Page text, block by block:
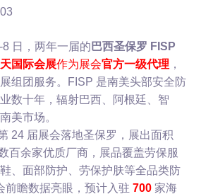
日，两年一届的 巴西圣保罗 FISP
国际会展作为展会官方一级代理 ，
组团服务。FISP 是南美头部安全防
数十年，辐射巴西、阿根廷、智
美市场。
24 届展会落地圣保罗，展出面积
百余家优质厂商，展品覆盖劳保服
、面部防护、劳保护肤等全品类防
前瞻数据亮眼，预计入驻 700 家海